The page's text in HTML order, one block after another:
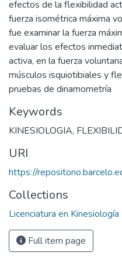
efectos de la flexibilidad
fuerza isométrica máxima
fue examinar la fuerza
evaluar los efectos
activa, en la fuerza
músculos isquiotibiales y
pruebas de dinamometría
Keywords
KINESIOLOGIA,
URI
https://
Collections
Licenciatura en Kinesiología
Full item page